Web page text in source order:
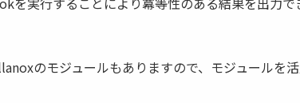
のモジュールもありますので、モジュールを